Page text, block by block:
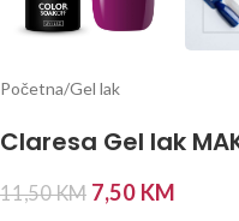
Početna/Gel lak
Claresa Gel lak
11,50KM 7,50 KM